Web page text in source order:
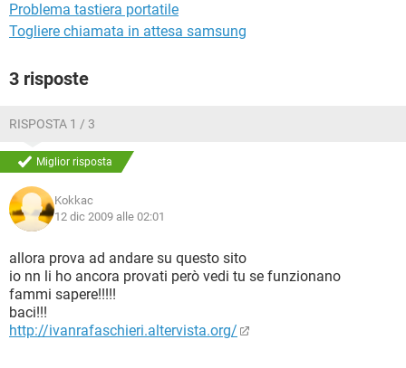
Problema tastiera portatile
Togliere chiamata in attesa samsung
3 risposte
RISPOSTA 1 / 3
Miglior risposta
Kokkac
12 dic 2009 alle 02:01
allora prova ad andare su questo sito
io nn li ho ancora provati però vedi tu se funzionano
fammi sapere!!!!!
baci!!!
http://ivanrafaschieri.altervista.org/